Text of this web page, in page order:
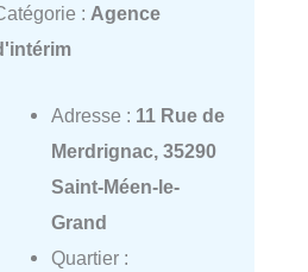
: Agence
Adresse : 11 Rue de
Merdrignac, 35290
Saint-Méen-le-
Grand
Quartier :